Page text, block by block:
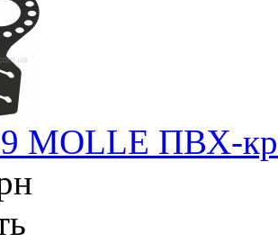
MOLLE ПВХ-